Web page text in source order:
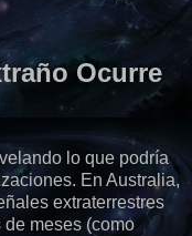
Ocurre
lo que podría
En Australia,
extraterrestres
de meses (como